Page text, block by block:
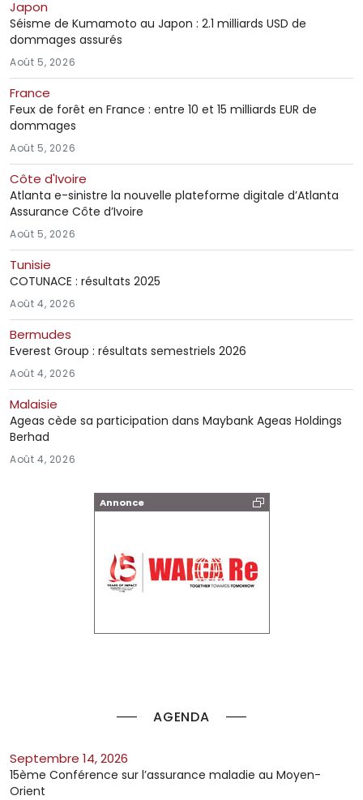
Annonce
AGENDA
septembre 14, 2026
15ème Conférence sur l’assurance maladie au Moyen-
Orient
Japon
Séisme de Kumamoto au Japon : 2.1 milliards USD de
dommages assurés
Août 5, 2026
France
Feux de forêt en France : entre 10 et 15 milliards EUR de
dommages
Août 5, 2026
Côte d'Ivoire
Atlanta e-sinistre la nouvelle plateforme digitale d’Atlanta
Assurance Côte d’Ivoire
Août 5, 2026
Tunisie
COTUNACE : résultats 2025
Août 4, 2026
Bermudes
Everest Group : résultats semestriels 2026
Août 4, 2026
Malaisie
Ageas cède sa participation dans Maybank Ageas Holdings
Berhad
Août 4, 2026